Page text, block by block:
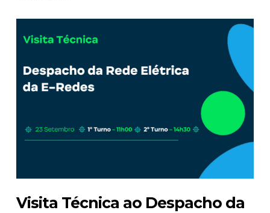
Visita Técnica ao Despacho da